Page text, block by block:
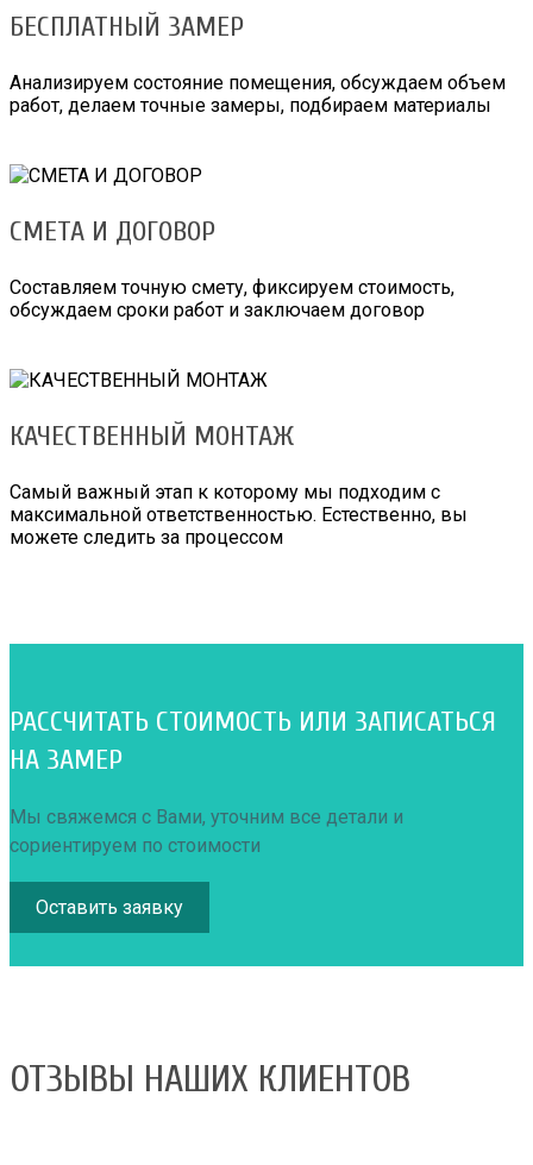
БЕСПЛАТНЫЙ ЗАМЕР
Анализируем состояние помещения, обсуждаем объем
работ, делаем точные замеры, подбираем материалы
СМЕТА И ДОГОВОР
Составляем точную смету, фиксируем стоимость,
обсуждаем сроки работ и заключаем договор
КАЧЕСТВЕННЫЙ МОНТАЖ
Самый важный этап к которому мы подходим с
максимальной ответственностью. Естественно, вы
можете следить за процессом
РАССЧИТАТЬ СТОИМОСТЬ ИЛИ ЗАПИСАТЬСЯ
НА ЗАМЕР
Мы свяжемся с Вами, уточним все детали и
сориентируем по стоимости
Оставить заявку
ОТЗЫВЫ НАШИХ КЛИЕНТОВ